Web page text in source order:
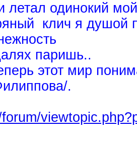
летал одинокий
клич я душой
паришь..
этот мир
.